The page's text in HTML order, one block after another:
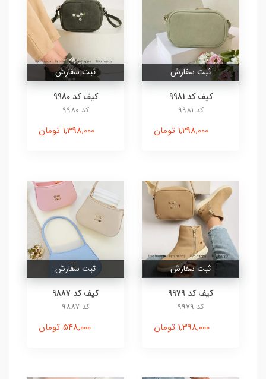
ثبت سفارش
کیف کد 9981
کد 9981
1,298,000 تومان
ثبت سفارش
کیف کد 9980
کد 9980
1,398,000 تومان
ثبت سفارش
کیف کد 9979
کد 9979
1,398,000 تومان
ثبت سفارش
کیف کد 9887
کد 9887
548,000 تومان